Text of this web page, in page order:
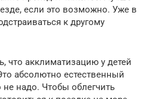
если это возможно. Уже в
к другому
что акклиматизацию у детей
абсолютно естественный
не надо. Чтобы облегчить